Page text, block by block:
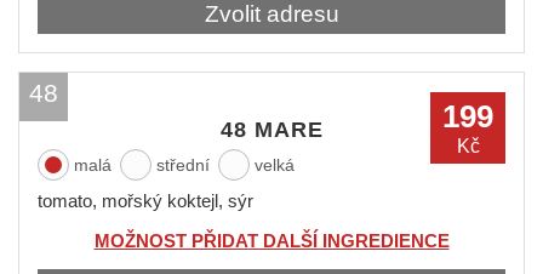
Zvolit adresu
199
Kč
48 MARE
malá střední velká
tomato, mořský koktejl, sýr
MOŽNOST PŘIDAT DALŠÍ INGREDIENCE
48